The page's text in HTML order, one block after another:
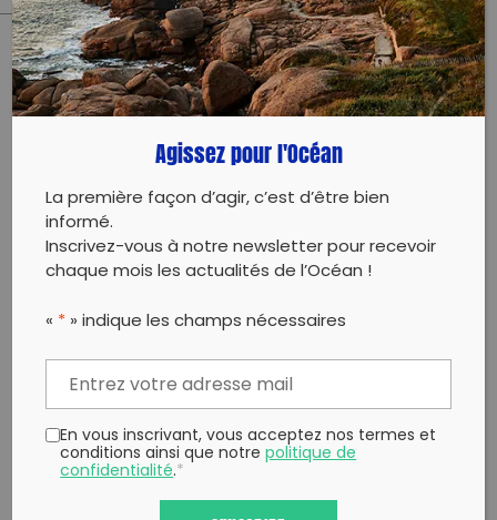
PARTAGER CET ARTICLE:
Partager sur Facebook
Partager sur
Envoyer à
Copy to clipboardAgissez pour l'Océan
La première façon d’agir, c’est d’être bien
informé.
Inscrivez-vous à notre newsletter pour recevoir
chaque mois les actualités de l’Océan !
« * » indique les champs nécessaires
En vous inscrivant, vous acceptez nos termes et
conditions ainsi que notrepolitique de
confidentialité.*